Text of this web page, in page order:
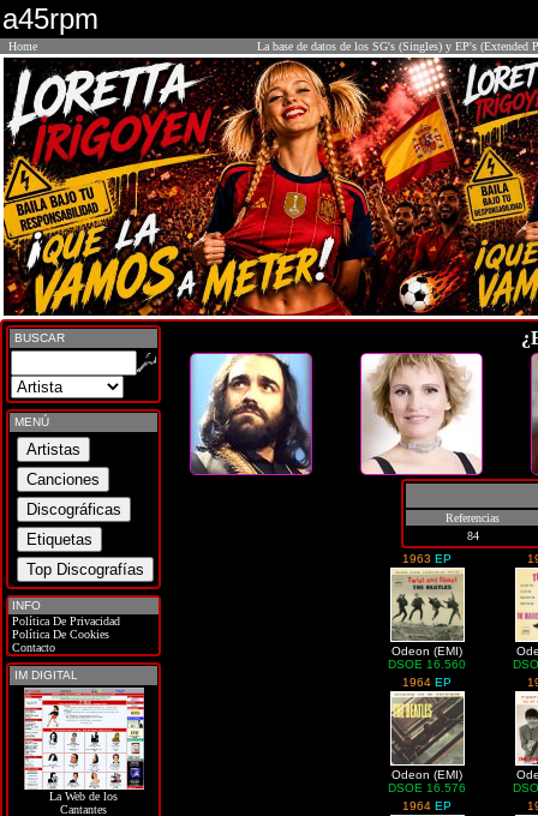
a45rpm
Home La base de datos de los SG's (Singles) y EP's (Extended
BUSCAR
MENÚ
INFO
Política De Privacidad
Política De Cookies
Contacto
IM DIGITAL
La Web de los
Cantantes
Referencias
84
1963EP
Odeon (EMI)
DSOE 16.560
1964EP
Odeon (EMI)
DSOE 16.576
1964EP